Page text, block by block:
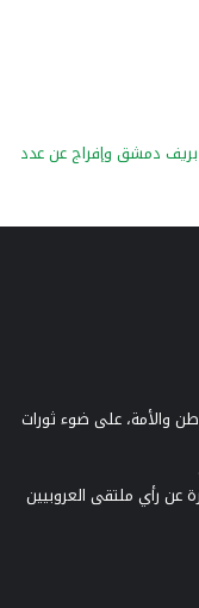
دمشق وإفراج عن عدد
والأمة، على ضوء ثورات
عن رأي ملتقى العروبيين